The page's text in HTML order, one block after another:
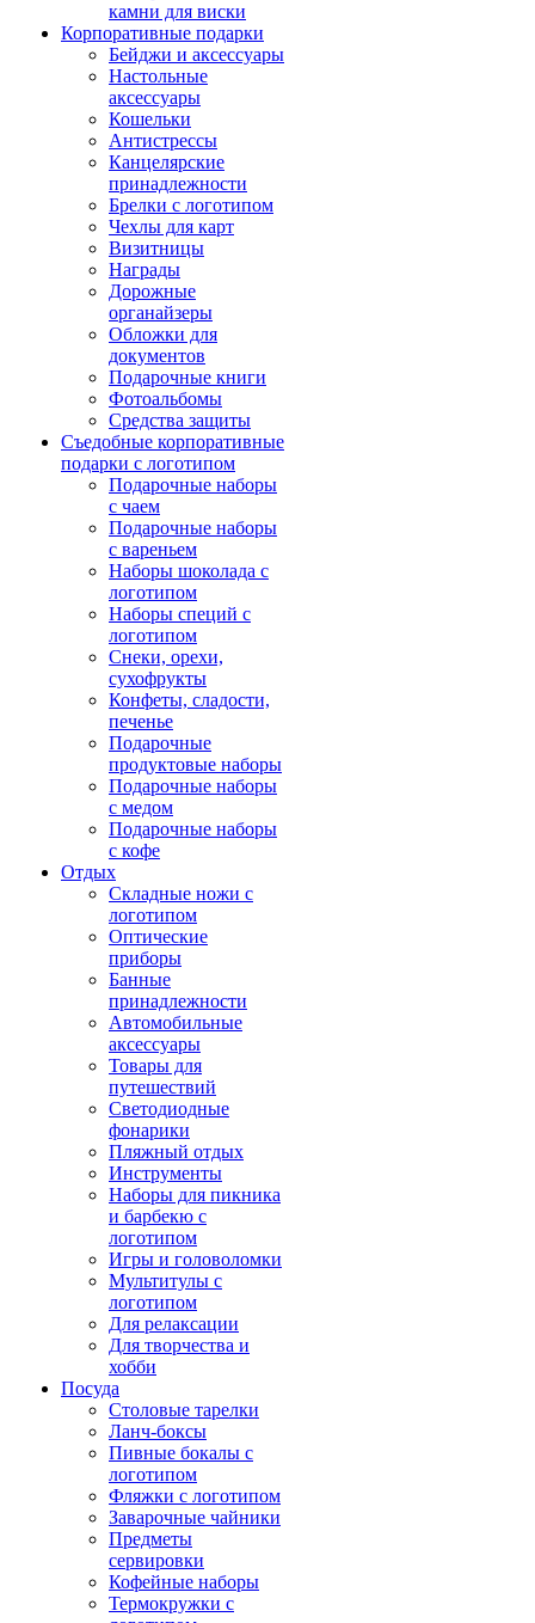
камни для виски
Корпоративные подарки
Бейджи и аксессуары
Настольные
аксессуары
Кошельки
Антистрессы
Канцелярские
принадлежности
Брелки с логотипом
Чехлы для карт
Визитницы
Награды
Дорожные
органайзеры
Обложки для
документов
Подарочные книги
Фотоальбомы
Средства защиты
Съедобные корпоративные
подарки с логотипом
Подарочные наборы
с чаем
Подарочные наборы
с вареньем
Наборы шоколада с
логотипом
Наборы специй с
логотипом
Снеки, орехи,
сухофрукты
Конфеты, сладости,
печенье
Подарочные
продуктовые наборы
Подарочные наборы
с медом
Подарочные наборы
с кофе
Отдых
Складные ножи с
логотипом
Оптические
приборы
Банные
принадлежности
Автомобильные
аксессуары
Товары для
путешествий
Светодиодные
фонарики
Пляжный отдых
Инструменты
Наборы для пикника
и барбекю с
логотипом
Игры и головоломки
Мультитулы с
логотипом
Для релаксации
Для творчества и
хобби
Посуда
Столовые тарелки
Ланч-боксы
Пивные бокалы с
логотипом
Фляжки с логотипом
Заварочные чайники
Предметы
сервировки
Кофейные наборы
Термокружки с